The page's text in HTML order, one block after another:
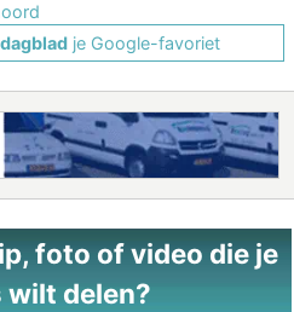
je Google-favoriet
foto of video die je
wilt delen?